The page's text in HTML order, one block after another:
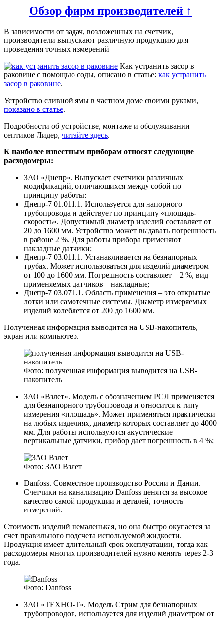
Обзор фирм производителей ↑
В зависимости от задач, возложенных на счетчик,
производители выпускают различную продукцию для
проведения точных измерений.
Как устранить засор в
раковине с помощью соды, описано в статье: как устранить
засор в раковине.
Устройство сливной ямы в частном доме своими руками,
показано в статье.
Подробности об устройстве, монтаже и обслуживании
септиков Лидер, читайте здесь.
К наиболее известным приборам относят следующие
расходомеры:
ЗАО «Днепр». Выпускает счетчики различных
модификаций, отличающихся между собой по
принципу работы:
Днепр-7 01.011.1. Используется для напорного
трубопровода и действует по принципу «площадь-
скорость». Допустимый диаметр изделий составляет от
20 до 1600 мм. Устройство может выдавать погрешность
в районе 2 %. Для работы прибора применяют
накладные датчики;
Днепр-7 03.011.1. Устанавливается на безнапорных
трубах. Может использоваться для изделий диаметром
от 100 до 1600 мм. Погрешность составляет – 2 %, вид
применяемых датчиков – накладные;
Днепр-7 03.071.1. Область применения – это открытые
лотки или самотечные системы. Диаметр измеряемых
изделий колеблется от 200 до 1600 мм.
Полученная информация выводится на USB-накопитель,
экран или компьютер.
Фото: полученная информация выводится на USB-
накопитель
ЗАО «Взлет». Модель с обозначением РСЛ применяется
для безнапорного трубопровода и относится к типу
измерения «площадь». Может применяться практически
на любых изделиях, диаметр которых составляет до 4000
мм. Для работы используются акустические
вертикальные датчики, прибор дает погрешность в 4 %;
Фото: ЗАО Взлет
Danfoss. Совместное производство России и Дании.
Счетчики на канализацию Danfoss ценятся за высокое
качество самой продукции и деталей, точность
измерений.
Стоимость изделий немаленькая, но она быстро окупается за
счет правильного подсчета используемой жидкости.
Продукция имеет длительный срок эксплуатации, тогда как
расходомеры многих производителей нужно менять через 2-3
года.
Фото: Danfoss
ЗАО «ТЕХНО-Т». Модель Стрим для безнапорных
трубопроводов, используется для изделий диаметром от